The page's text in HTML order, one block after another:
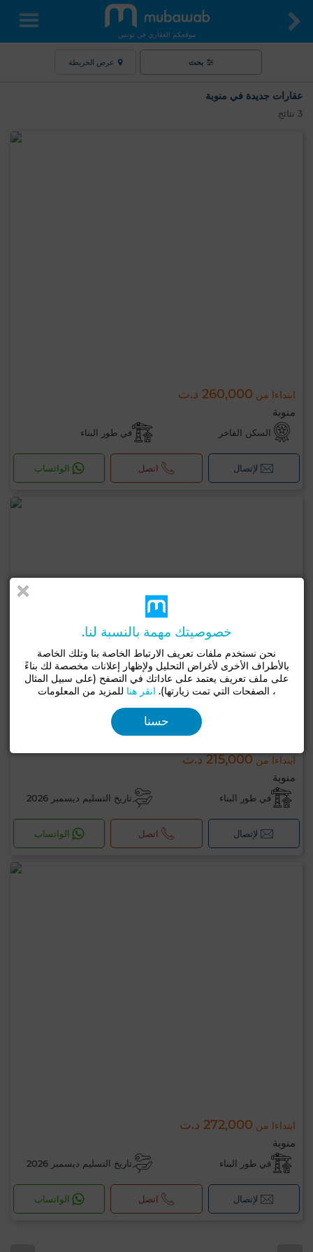
موقعكم العقاري في تونس
بحث عرض الخريطة
عقارات جديدة في منوبة
3 نتائج
ابتداءا من 260,000 د.ت
منوبة
السكن الفاخر في طور البناء
لإتصال اتصل الواتساب
ابتداءا من 215,000 د.ت
منوبة
في طور البناء تاريخ التسليم ديسمبر 2026
لإتصال اتصل الواتساب
ابتداءا من 272,000 د.ت
منوبة
في طور البناء تاريخ التسليم ديسمبر 2026
لإتصال اتصل الواتساب
خصوصيتك مهمة بالنسبة لنا.
نحن نستخدم ملفات تعريف الارتباط الخاصة بنا وتلك الخاصة
بالأطراف الأخرى لأغراض التحليل ولإظهار إعلانات مخصصة لك بناءً
على ملف تعريف يعتمد على عاداتك في التصفح (على سبيل المثال
، الصفحات التي تمت زيارتها). انقر هنا للمزيد من المعلومات
حسنا